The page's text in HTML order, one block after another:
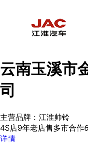
云南玉溪市
司
主营品牌：江淮帅铃
4S店9年老店售多市合作
详情